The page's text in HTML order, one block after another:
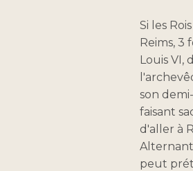
Si les
Reims, 3
Louis VI,
son
faisant
d'aller à
peut